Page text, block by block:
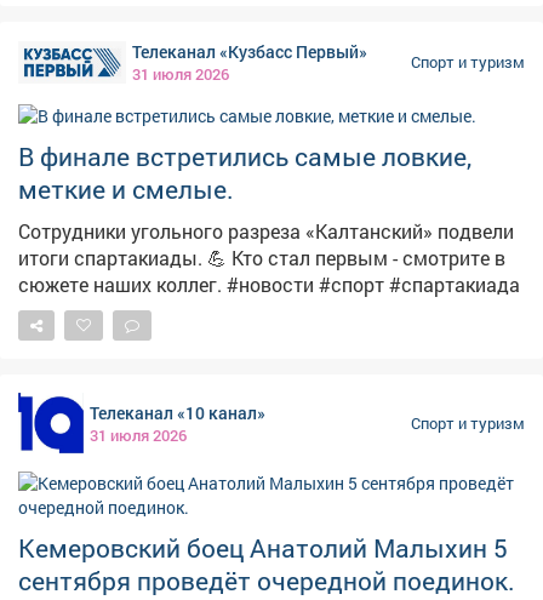
начало сбора гостей; • 10:00 - торжественное
Остались вопросы? Звоните: 8 (38475) 2-10-09.
#шахтерскоебратство
Телеканал «Кузбасс Первый»
31 июля 2026
Спорт и туризм
В финале встретились самые ловкие,
меткие и смелые.
Сотрудники угольного разреза «Калтанский» подвели
итоги спартакиады. 💪 Кто стал первым - смотрите в
сюжете наших коллег. #новости #спорт #спартакиада
Телеканал «10 канал»
31 июля 2026
Спорт и туризм
Кемеровский боец Анатолий Малыхин 5
сентября проведёт очередной поединок.